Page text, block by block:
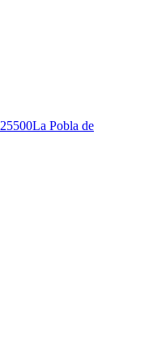
25500La Pobla de